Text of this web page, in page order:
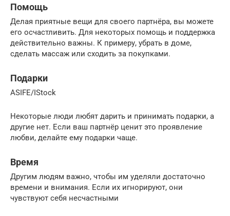
Помощь
Делая приятные вещи для своего партнёра, вы можете
его осчастливить. Для некоторых помощь и поддержка
действительно важны. К примеру, убрать в доме,
сделать массаж или сходить за покупками.
Подарки
ASIFE/IStock
Некоторые люди любят дарить и принимать подарки, а
другие нет. Если ваш партнёр ценит это проявление
любви, делайте ему подарки чаще.
Время
Другим людям важно, чтобы им уделяли достаточно
времени и внимания. Если их игнорируют, они
чувствуют себя несчастными